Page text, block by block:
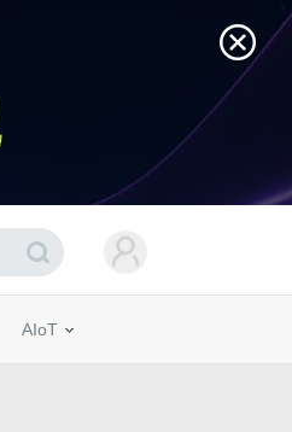
AIoT